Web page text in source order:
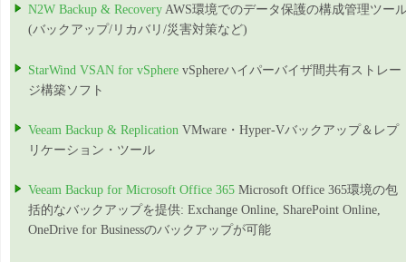
N2W Backup & Recovery AWS環境でのデータ保護の構成管理ツー
(バックアップ/リカバリ/災害対策など)
StarWind VSAN for vSphere vSphereハイパーバイザ間共有ストレー
ジ構築ソフト
Veeam Backup & Replication VMware・Hyper-Vバックアップ＆レプ
リケーション・ツール
Veeam Backup for Microsoft Office 365 Microsoft Office 365環境の包
括的なバックアップを提供: Exchange Online, SharePoint Online,
OneDrive for Businessのバックアップが可能